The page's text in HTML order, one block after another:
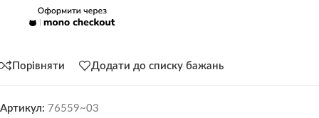
Порівняти Додати до списку бажань
Артикул: 76559~03